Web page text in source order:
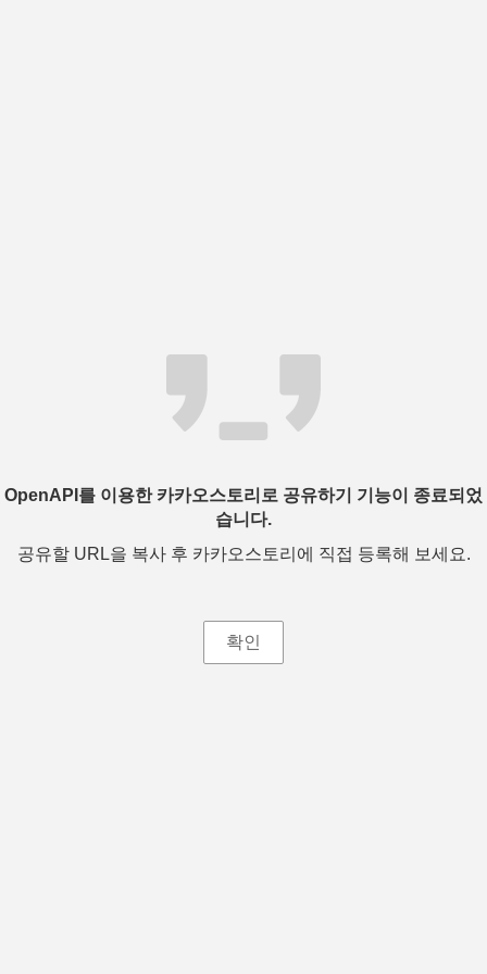
OpenAPI를 이용한 카카오스토리로 공유하기 기능이 종료되었
습니다.
공유할 URL을 복사 후 카카오스토리에 직접 등록해 보세요.
확인